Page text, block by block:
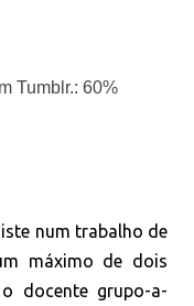
Tumblr.: 60%
num trabalho de
máximo de dois
docente grupo-a-